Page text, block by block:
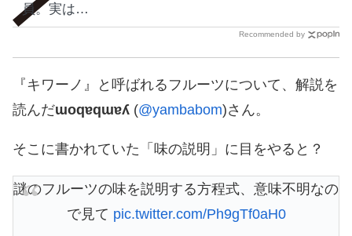
員。実は…
Recommended by
『キワーノ』と呼ばれるフルーツについて、解説を
読んだɯoqɐqɯɐʎ (@yambabom)さん。
そこに書かれていた「味の説明」に目をやると？
謎のフルーツの味を説明する方程式、意味不明なの
で見て pic.twitter.com/Ph9gTf0aH0